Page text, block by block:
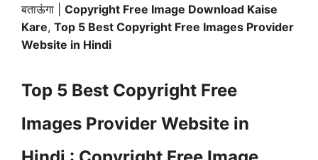
बताऊंगा | Copyright Free Image Download Kaise
Kare, Top 5 Best Copyright Free Images Provider
Website in Hindi
Top 5 Best Copyright Free
Images Provider Website in